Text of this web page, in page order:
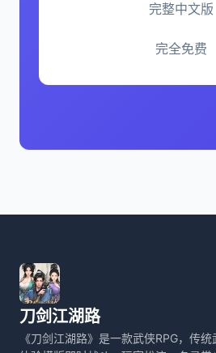
完整中文版
完全免费
刀剑江湖路
《刀剑江湖路》是一款武侠RPG，传统